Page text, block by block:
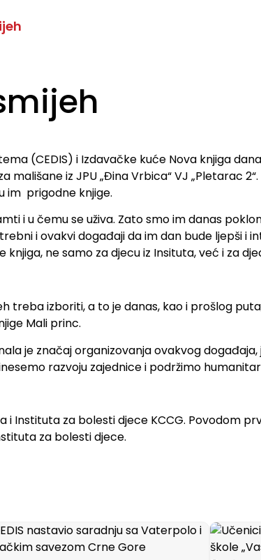
(CEDIS) i Izdavačke kuće Nova knjiga
mališane iz JPU „Đina Vrbica“ VJ „Pletarac
im prigodne knjige.
i u čemu se uživa. Zato smo im danas
i ovakvi događaji da im dan bude ljepši
ne samo za djecu iz Insituta, već i za
treba izboriti, a to je danas, kao i prošlog
Mali princ.
je značaj organizovanja ovakvog
razvoju zajednice i podržimo
i Instituta za bolesti djece KCCG. Povodom
za bolesti djece.